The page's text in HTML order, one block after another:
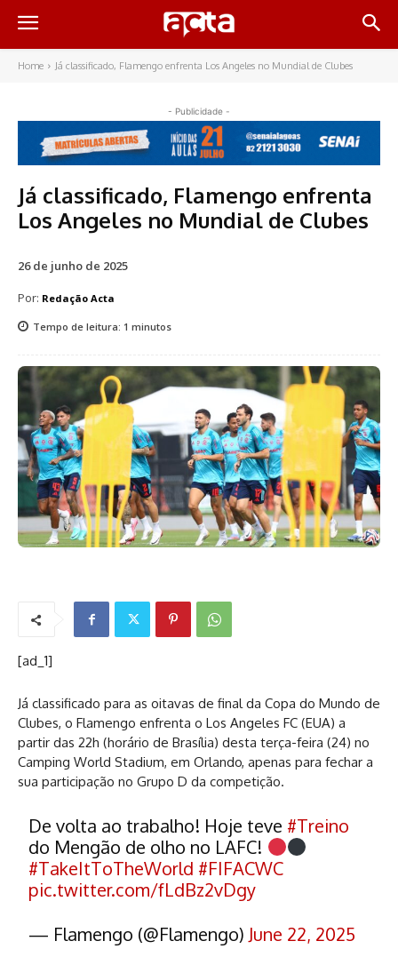
Home Já classificado, Flamengo enfrenta Los Angeles no Mundial de Clubes
- Publicidade -
Já classificado, Flamengo enfrenta
Los Angeles no Mundial de Clubes
26 de junho de 2025
Por: Redação Acta
Tempo de leitura: 1 minutos
[ad_1]
Já classificado para as oitavas de final da Copa do Mundo de
Clubes, o Flamengo enfrenta o Los Angeles FC (EUA) a
partir das 22h (horário de Brasília) desta terça-feira (24) no
Camping World Stadium, em Orlando, apenas para fechar a
sua participação no Grupo D da competição.
De volta ao trabalho! Hoje teve #Treino
do Mengão de olho no LAFC!
#TakeItToTheWorld #FIFACWC
pic.twitter.com/fLdBz2vDgy
— Flamengo (@Flamengo) June 22, 2025